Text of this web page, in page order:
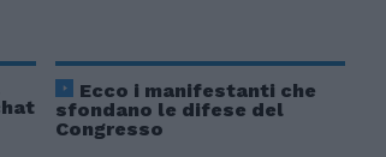
Ecco i manifestanti che
sfondano le difese del
Congresso